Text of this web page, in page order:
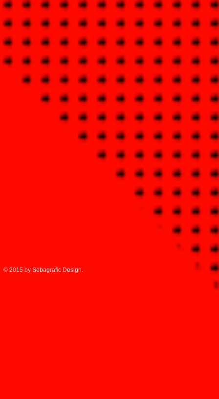
© 2015 by Sebagrafic Design.